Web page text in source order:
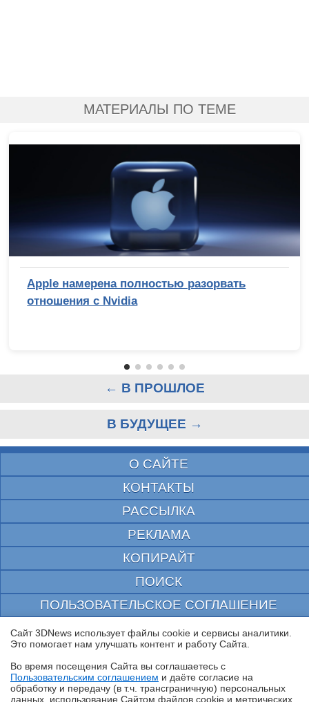
МАТЕРИАЛЫ ПО ТЕМЕ
Apple намерена полностью разорвать
отношения с Nvidia
← В ПРОШЛОЕ
В БУДУЩЕЕ →
О САЙТЕ
КОНТАКТЫ
РАССЫЛКА
РЕКЛАМА
КОПИРАЙТ
ПОИСК
ПОЛЬЗОВАТЕЛЬСКОЕ СОГЛАШЕНИЕ
ЗАЩИЩЕНО CURATOR
© 1997—2026 Электронное периодическое издание "3ДНьюс" | Свидетельство о
выдано Федеральной Службой по надзору за соблюдением законодательства в сфере
массовых коммуникаций и охране культурного наследия
При цитировании документа ссылка на сайт с указанием автора обязательна. Полное
Сайт 3DNews использует файлы cookie и сервисы аналитики.
Это помогает нам улучшать контент и работу Cайта.
Во время посещения Cайта вы соглашаетесь с
Пользовательским соглашением и даёте согласие на
обработку и передачу (в т.ч. трансграничную) персональных
данных, использование Cайтом файлов cookie и метрических